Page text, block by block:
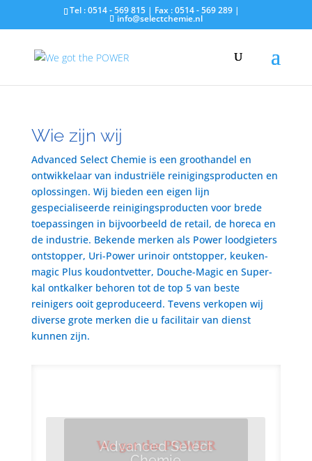
Tel : 0514 - 569 815 | Fax : 0514 - 569 289 |
info@selectchemie.nl
Wie zijn wij
Advanced Select Chemie is een groothandel en
ontwikkelaar van industriële reinigingsproducten en
oplossingen. Wij bieden een eigen lijn
gespecialiseerde reinigingsproducten voor brede
toepassingen in bijvoorbeeld de retail, de horeca en
de industrie. Bekende merken als Power loodgieters
ontstopper, Uri-Power urinoir ontstopper, keuken-
magic Plus koudontvetter, Douche-Magic en Super-
kal ontkalker behoren tot de top 5 van beste
reinigers ooit geproduceerd. Tevens verkopen wij
diverse grote merken die u facilitair van dienst
kunnen zijn.
Advanced Select
We got the POWER